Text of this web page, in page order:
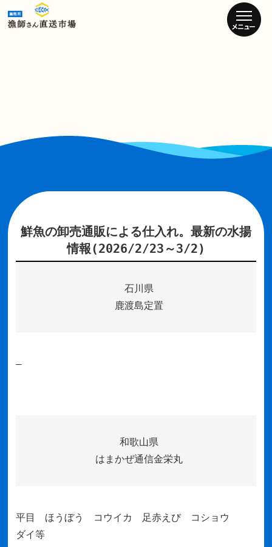
鮮魚の卸売通販による仕入れ。最新の水揚
情報(2026/2/23～3/2)
石川県
鹿渡島定置
–
和歌山県
はまかぜ通信金栄丸
平目 ほうぼう コウイカ 足赤えび コショウ
ダイ等